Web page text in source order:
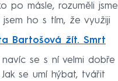
po másle, rozuměli jsme
jsem ho s tím, že využiji
Bartošová žít. Smrt
se s ní velmi dobře
se umí hýbat, tvářit